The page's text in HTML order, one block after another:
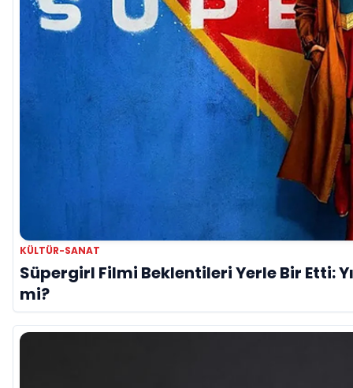
KÜLTÜR-SANAT
Süpergirl Filmi Beklentileri Yerle Bir Etti:
mi?